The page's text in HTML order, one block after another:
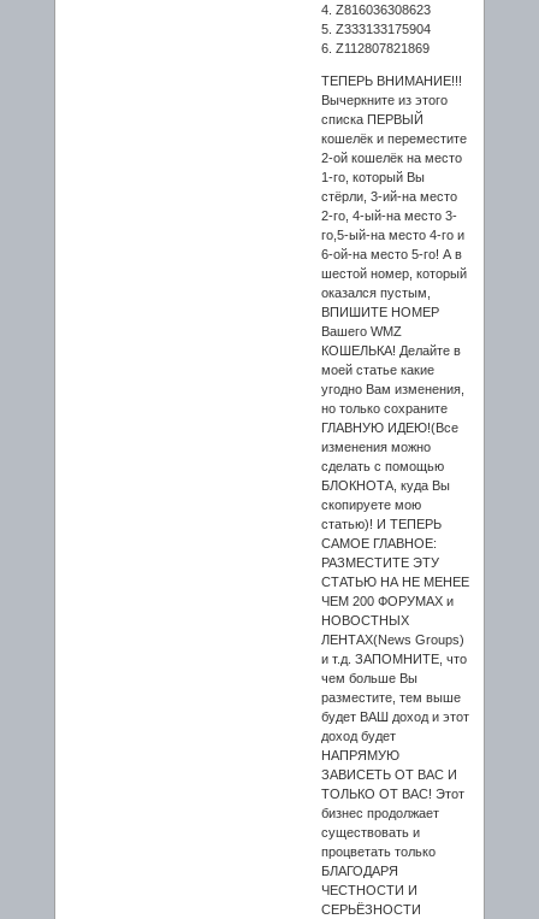
4. Z816036308623
5. Z333133175904
6. Z112807821869
ТЕПЕРЬ ВНИМАНИЕ!!!
Вычеркните из этого
списка ПЕРВЫЙ
кошелёк и переместите
2-ой кошелёк на место
1-го, который Вы
стёрли, 3-ий-на место
2-го, 4-ый-на место 3-
го,5-ый-на место 4-го и
6-ой-на место 5-го! А в
шестой номер, который
оказался пустым,
ВПИШИТЕ НОМЕР
Вашего WMZ
КОШЕЛЬКА! Делайте в
моей статье какие
угодно Вам изменения,
но только сохраните
ГЛАВНУЮ ИДЕЮ!(Все
изменения можно
сделать с помощью
БЛОКНОТА, куда Вы
скопируете мою
статью)! И ТЕПЕРЬ
САМОЕ ГЛАВНОЕ:
РАЗМЕСТИТЕ ЭТУ
СТАТЬЮ НА НЕ МЕНЕЕ
ЧЕМ 200 ФОРУМАХ и
НОВОСТНЫХ
ЛЕНТАХ(News Groups)
и т.д. ЗАПОМНИТЕ, что
чем больше Вы
разместите, тем выше
будет ВАШ доход и этот
доход будет
НАПРЯМУЮ
ЗАВИСЕТЬ ОТ ВАС И
ТОЛЬКО ОТ ВАС! Этот
бизнес продолжает
существовать и
процветать только
БЛАГОДАРЯ
ЧЕСТНОСТИ И
СЕРЬЁЗНОСТИ